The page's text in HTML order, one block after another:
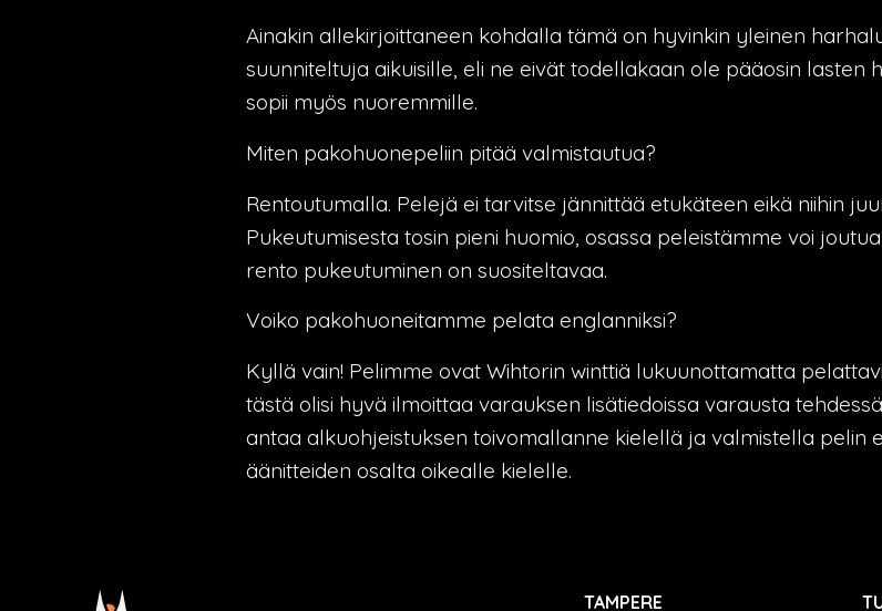
Ainakin allekirjoittaneen kohdalla tämä on hyvinkin yleinen
suunniteltuja aikuisille, eli ne eivät todellakaan ole pääosin lasten
sopii myös nuoremmille.
Miten pakohuonepeliin pitää valmistautua?
Rentoutumalla. Pelejä ei tarvitse jännittää etukäteen eikä niihin
Pukeutumisesta tosin pieni huomio, osassa peleistämme voi
rento pukeutuminen on suositeltavaa.
Voiko pakohuoneitamme pelata englanniksi?
Kyllä vain! Pelimme ovat Wihtorin winttiä lukuunottamatta
tästä olisi hyvä ilmoittaa varauksen lisätiedoissa varausta
antaa alkuohjeistuksen toivomallanne kielellä ja valmistella pelin
äänitteiden osalta oikealle kielelle.
TAMPERE